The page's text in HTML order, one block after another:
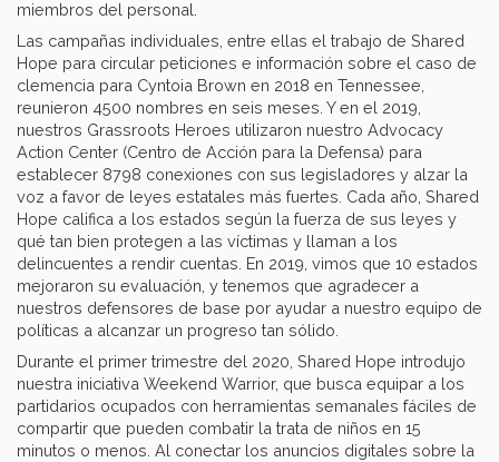
miembros del personal.
Las campañas individuales, entre ellas el trabajo de Shared
Hope para circular peticiones e información sobre el caso de
clemencia para Cyntoia Brown en 2018 en Tennessee,
reunieron 4500 nombres en seis meses. Y en el 2019,
nuestros Grassroots Heroes utilizaron nuestro Advocacy
Action Center (Centro de Acción para la Defensa) para
establecer 8798 conexiones con sus legisladores y alzar la
voz a favor de leyes estatales más fuertes. Cada año, Shared
Hope califica a los estados según la fuerza de sus leyes y
qué tan bien protegen a las víctimas y llaman a los
delincuentes a rendir cuentas. En 2019, vimos que 10 estados
mejoraron su evaluación, y tenemos que agradecer a
nuestros defensores de base por ayudar a nuestro equipo de
políticas a alcanzar un progreso tan sólido.
Durante el primer trimestre del 2020, Shared Hope introdujo
nuestra iniciativa Weekend Warrior, que busca equipar a los
partidarios ocupados con herramientas semanales fáciles de
compartir que pueden combatir la trata de niños en 15
minutos o menos. Al conectar los anuncios digitales sobre la